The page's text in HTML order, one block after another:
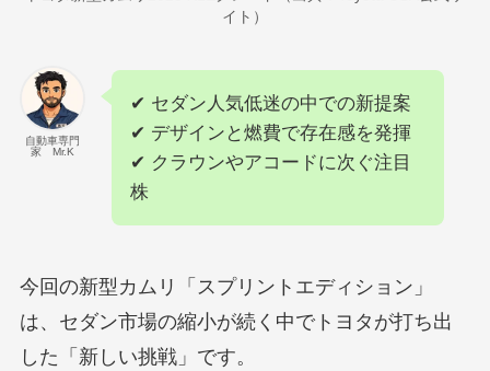
イト）
自動車専門
家 Mr.K
✔ セダン人気低迷の中での新提案
✔ デザインと燃費で存在感を発揮
✔ クラウンやアコードに次ぐ注目
株
今回の新型カムリ「スプリントエディション」
は、セダン市場の縮小が続く中でトヨタが打ち出
した「新しい挑戦」です。